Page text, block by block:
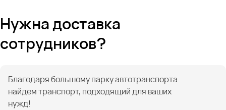
Нужна доставка
сотрудников?
Благодаря большому парку автотранспорта
найдем транспорт, подходящий для ваших
нужд!